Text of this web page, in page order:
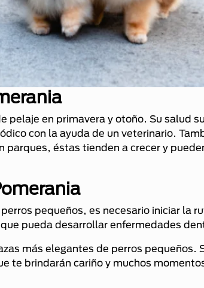
pelaje en primavera y otoño. Su salud
con la ayuda de un veterinario.
parques, éstas tienden a crecer y
pequeños, es necesario iniciar la
pueda desarrollar enfermedades
más elegantes de perros pequeños.
te brindarán cariño y muchos